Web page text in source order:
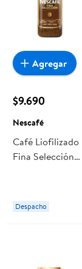
$9.690
Nescafé
Café Liofilizado
Fina Selección
Despacho
Agregar